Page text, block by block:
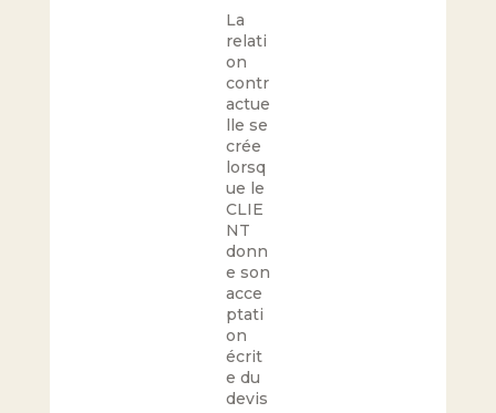
La
relati
on
contr
actue
lle se
crée
lorsq
ue le
CLIE
NT
donn
e son
acce
ptati
on
écrit
e du
devis